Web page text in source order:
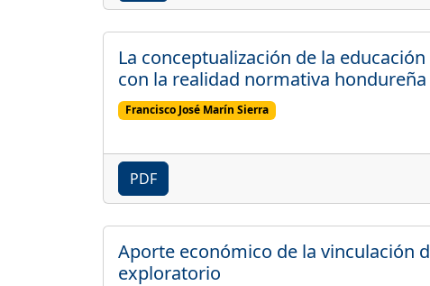
La conceptualización de la
con la realidad normativa hondureña
Francisco José Marín Sierra
PDF
Aporte económico de la vinculación
exploratorio